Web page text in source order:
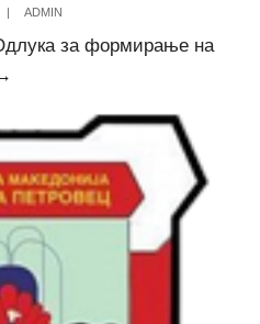
ADMIN
за формирање на
за
2-
та
седница
на
Совет
на